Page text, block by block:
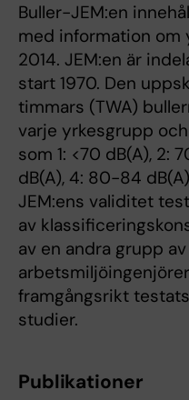
Buller-JEM:en
med information om
2014. JEM:en är
start 1970. Den
timmars (TWA)
varje yrkesgrupp
som 1: <70 dB(A), 2:
dB(A), 4: 80-84
JEM:ens validitet
av
av en andra grupp
framgångsrikt
studier.
Publikationer